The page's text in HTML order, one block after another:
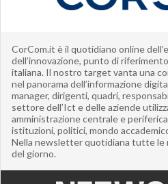
CorCom.it è il quotidiano online
dell’innovazione, punto di
italiana. Il nostro target vanta una
nel panorama dell’informazione
manager, dirigenti, quadri,
settore dell’Ict e delle aziende
amministrazione centrale e
istituzioni, politici, mondo
Nella newsletter quotidiana tutte le
del giorno.